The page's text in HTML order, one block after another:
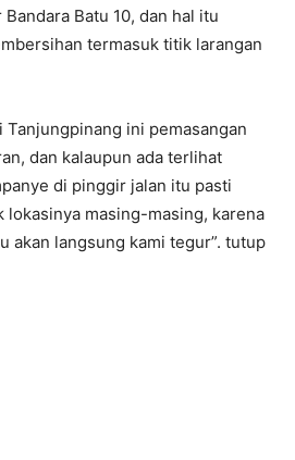
Batu 10, dan hal itu
termasuk titik larangan
Tanjungpinang ini pemasangan
dan kalaupun ada terlihat
di pinggir jalan itu pasti
lokasinya masing-masing, karena
akan langsung kami tegur”. tutup